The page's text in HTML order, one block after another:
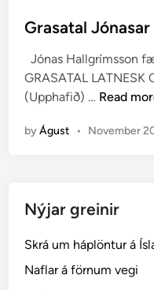
s
e
d
i
Grasatal
Jónas Hallgrímsson
GRASATAL LATNESK
(Upphafið) … G
a
a
J
ó
Read
byÁgust • November
Nýjar greinir
Skrá um háplöntur á
Naflar á förnum vegi